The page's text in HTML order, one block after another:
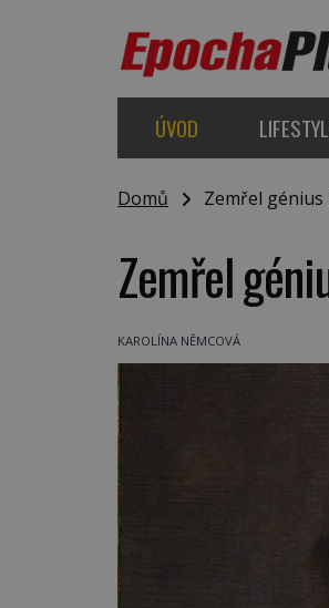
ÚVOD
Domů Zemřel génius
Zemřel
KAROLÍNA NĚMCOVÁ